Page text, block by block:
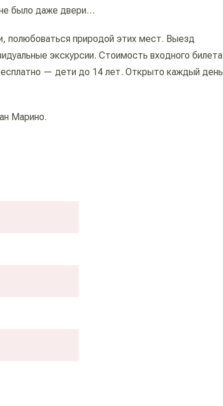
было даже двери…
полюбоваться природой этих мест. Выезд
экскурсии. Стоимость входного билета
— дети до 14 лет. Открыто каждый день
Марино.